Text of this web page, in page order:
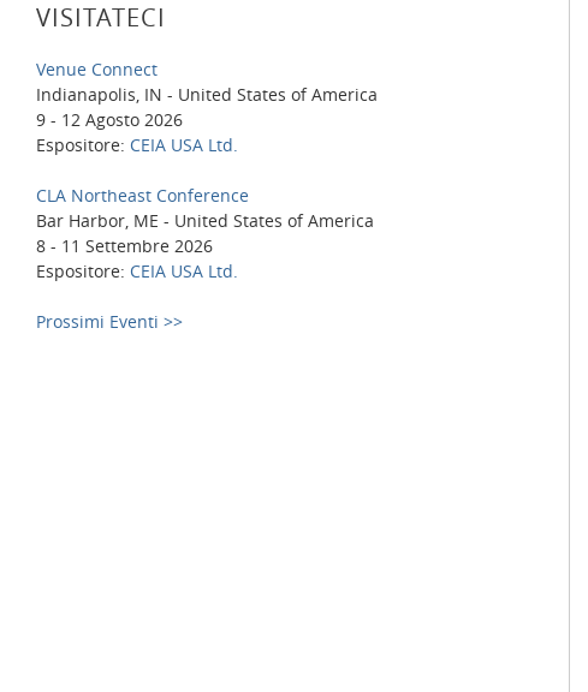
VISITATECI
Venue Connect
Indianapolis, IN - United States of America
9 - 12 Agosto 2026
Espositore: CEIA USA Ltd.
CLA Northeast Conference
Bar Harbor, ME - United States of America
8 - 11 Settembre 2026
Espositore: CEIA USA Ltd.
Prossimi Eventi >>